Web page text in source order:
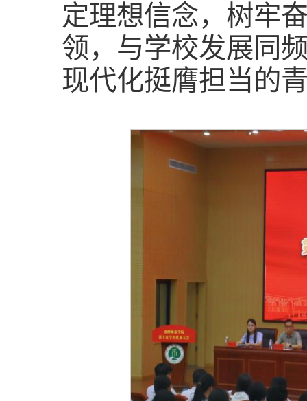
定理想信念，树牢
领，与学校发展同
现代化挺膺担当的